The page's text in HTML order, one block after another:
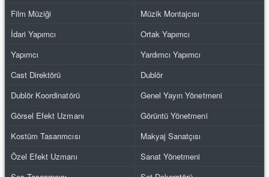
Film Müziği
Müzik Montajcısı
İdari Yapımcı
Ortak Yapımcı
Yapımcı
Yardımcı Yapımcı
Cast Direktörü
Dublör
Dublör Koordinatörü
Genel Yayın Yönetmeni
Görsel Efekt Uzmanı
Görüntü Yönetmeni
Kostüm Tasarımcısı
Makyaj Sanatçısı
Özel Efekt Uzmanı
Sanat Yönetmeni